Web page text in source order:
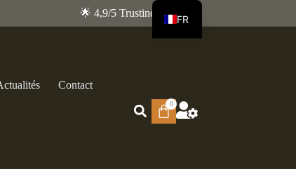
🌟 4,9/5 Trustindex
Contact
0
FR
EN